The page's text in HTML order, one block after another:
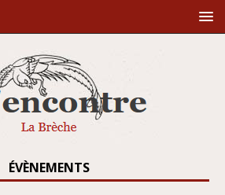
ÉVÈNEMENTS